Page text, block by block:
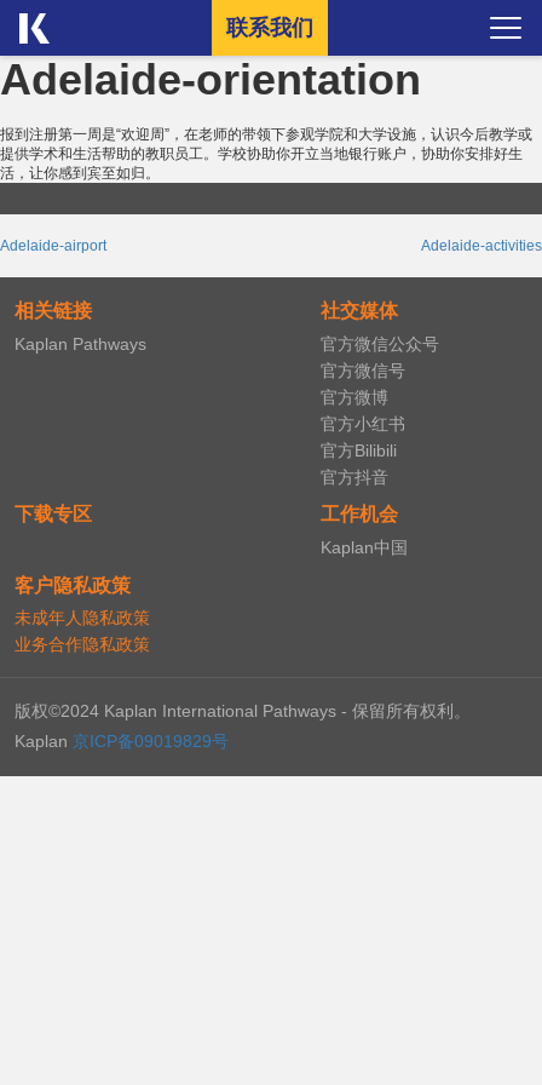
联系我们
Adelaide-orientation
报到注册第一周是“欢迎周”，在老师的带领下参观学院和大学设施，认识今后教学或
提供学术和生活帮助的教职员工。学校协助你开立当地银行账户，协助你安排好生
活，让你感到宾至如归。
Post
navigation
Adelaide-airport Adelaide-activities
相关链接
Kaplan Pathways
社交媒体
官方微信公众号
官方微信号
官方微博
官方小红书
官方Bilibili
官方抖音
下载专区 工作机会
Kaplan中国
客户隐私政策
未成年人隐私政策
业务合作隐私政策
版权©2024 Kaplan International Pathways - 保留所有权利。
Kaplan 京ICP备09019829号